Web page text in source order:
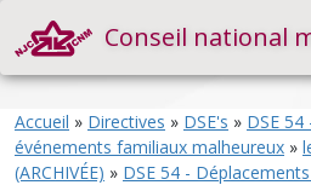
Conseil national
Accueil » Directives » DSE's » DSE
événements familiaux malheureux »
(ARCHIVÉE) » DSE 54 -